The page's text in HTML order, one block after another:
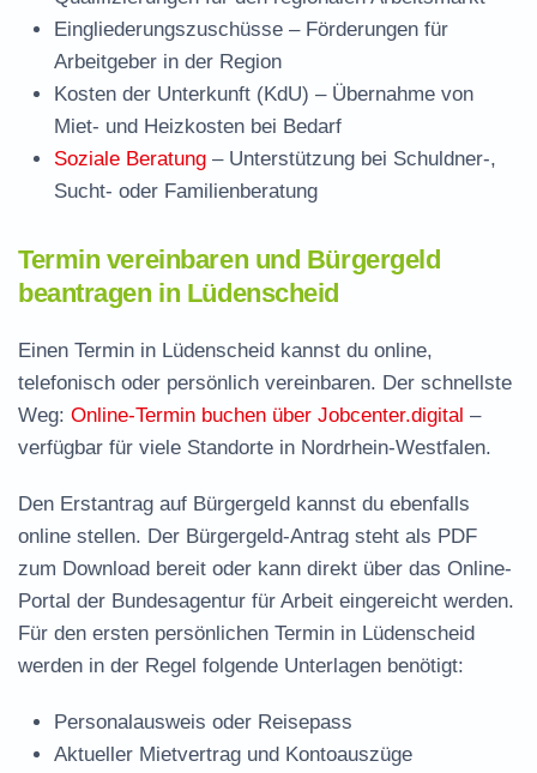
Eingliederungszuschüsse – Förderungen für
Arbeitgeber in der Region
Kosten der Unterkunft (KdU) – Übernahme von
Miet- und Heizkosten bei Bedarf
Soziale Beratung – Unterstützung bei Schuldner-,
Sucht- oder Familienberatung
Termin vereinbaren und Bürgergeld
beantragen in Lüdenscheid
Einen Termin in Lüdenscheid kannst du online,
telefonisch oder persönlich vereinbaren. Der schnellste
Weg: Online-Termin buchen über Jobcenter.digital –
verfügbar für viele Standorte in Nordrhein-Westfalen.
Den Erstantrag auf Bürgergeld kannst du ebenfalls
online stellen. Der Bürgergeld-Antrag steht als PDF
zum Download bereit oder kann direkt über das Online-
Portal der Bundesagentur für Arbeit eingereicht werden.
Für den ersten persönlichen Termin in Lüdenscheid
werden in der Regel folgende Unterlagen benötigt:
Personalausweis oder Reisepass
Aktueller Mietvertrag und Kontoauszüge